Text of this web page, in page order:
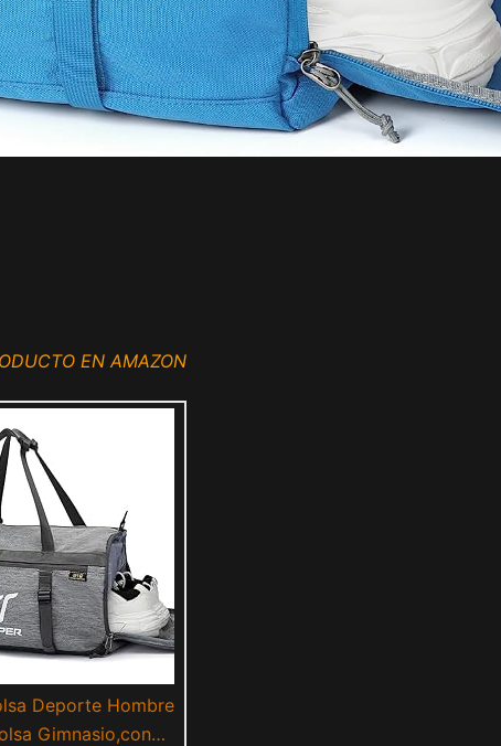
EN AMAZON
Deporte Hombre
Gimnasio,con